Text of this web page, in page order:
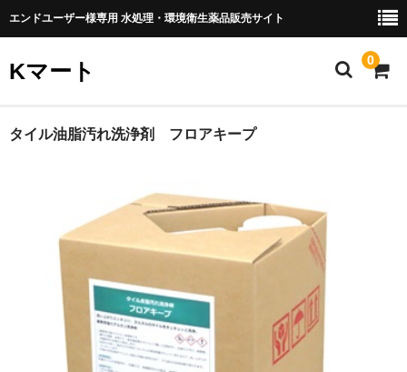
エンドユーザー様専用 水処理・環境衛生薬品販売サイト
Kマート 0
HOME
用水処理薬品
温浴薬品
環境衛生薬品
排水処理薬品
タイル油脂汚れ洗浄剤 フロアキープ